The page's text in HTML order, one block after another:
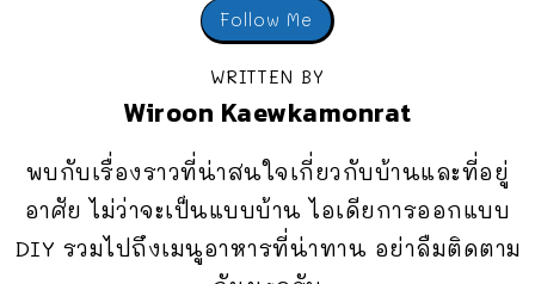
Follow Me
WRITTEN BY
Wiroon Kaewkamonrat
พบกับเรื่องราวที่น่าสนใจเกี่ยวกับบ้านและที่อยู่
อาศัย ไม่ว่าจะเป็นแบบบ้าน ไอเดียการออกแบบ
DIY รวมไปถึงเมนูอาหารที่น่าทาน อย่าลืมติดตาม